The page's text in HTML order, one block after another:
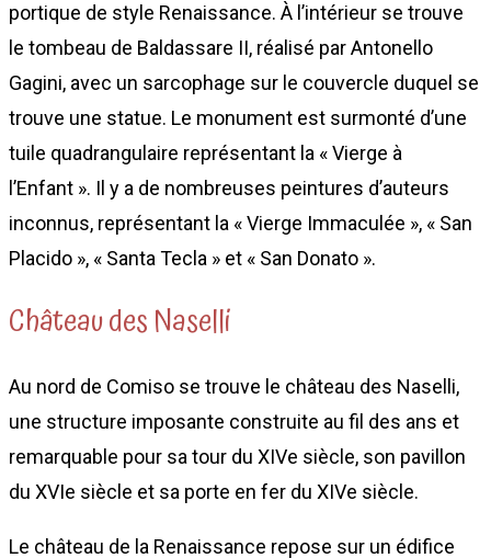
portique de style Renaissance. À l’intérieur se trouve
le tombeau de Baldassare II, réalisé par Antonello
Gagini, avec un sarcophage sur le couvercle duquel se
trouve une statue. Le monument est surmonté d’une
tuile quadrangulaire représentant la « Vierge à
l’Enfant ». Il y a de nombreuses peintures d’auteurs
inconnus, représentant la « Vierge Immaculée », « San
Placido », « Santa Tecla » et « San Donato ».
Château des Naselli
Au nord de Comiso se trouve le château des Naselli,
une structure imposante construite au fil des ans et
remarquable pour sa tour du XIVe siècle, son pavillon
du XVIe siècle et sa porte en fer du XIVe siècle.
Le château de la Renaissance repose sur un édifice